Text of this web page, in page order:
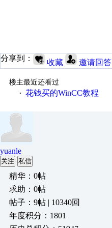
分享到： 收藏 邀请回答
楼主最近还看过
· 花钱买的WinCC教程
yuanle
关注 私信
精华：0帖
求助：0帖
帖子：9帖 | 10340回
年度积分：1801